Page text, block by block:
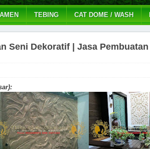
TEBING CAT DOME / WASH
Seni Dekoratif | Jasa Pembuatan